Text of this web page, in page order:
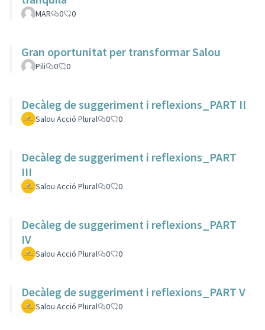
MAR 0 0
Gran oportunitat per transformar Salou
Pili 0 0
Decàleg de suggeriment i reflexions_PART II
Salou Acció Plural 0 0
Decàleg de suggeriment i reflexions_PART
III
Salou Acció Plural 0 0
Decàleg de suggeriment i reflexions_PART
IV
Salou Acció Plural 0 0
Decàleg de suggeriment i reflexions_PART V
Salou Acció Plural 0 0